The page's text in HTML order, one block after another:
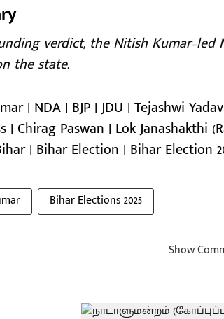
verdict, the Nitish
the state.
| NDA | BJP | JDU | Tejashwi
| Chirag Paswan | Lok Janashakthi
| Bihar Election | Bihar Election
Bihar Elections 2025
Show